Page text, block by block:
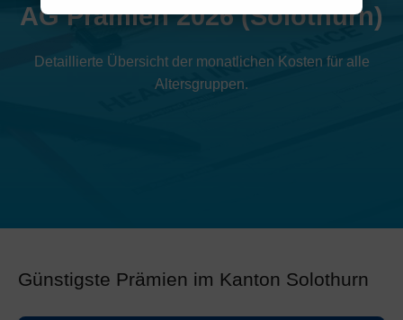
AG Prämien 2026 (Solothurn)
Detaillierte Übersicht der monatlichen Kosten für alle
Altersgruppen.
Günstigste Prämien im Kanton Solothurn